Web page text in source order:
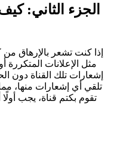
الجزء الثاني:
إذا كنت تشعر بالإرهاق من
مثل الإعلانات
إشعارات تلك القناة دون
تلقي أي إشعارات منها،
تقوم بكتم قناة، يجب